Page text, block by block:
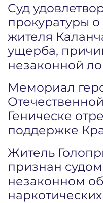
Суд
прокуратуры
жителя
ущерба,
незаконной
Мемориал
Геническе
поддержке
Житель
признан
незаконном